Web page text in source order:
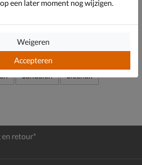
Sandalen Sleehak
en retour*
een later moment nog wijzigen.
Accepteren
Weigeren